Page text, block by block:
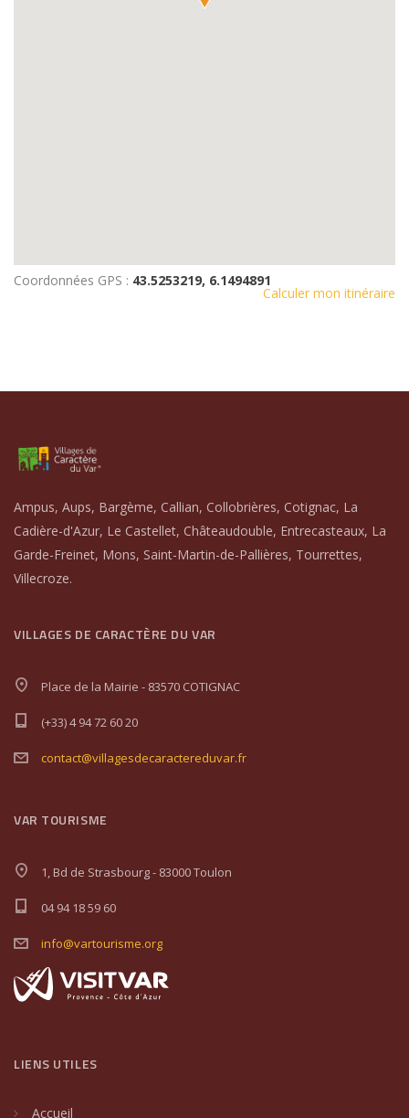
Coordonnées GPS : 43.5253219, 6.1494891
Calculer mon itinéraire
Ampus, Aups, Bargème, Callian, Collobrières, Cotignac, La
Cadière-d'Azur, Le Castellet, Châteaudouble, Entrecasteaux, La
Garde-Freinet, Mons, Saint-Martin-de-Pallières, Tourrettes,
Villecroze.
VILLAGES DE CARACTÈRE DU VAR
Place de la Mairie - 83570 COTIGNAC
(+33) 4 94 72 60 20
contact@villagesdecaractereduvar.fr
VAR TOURISME
1, Bd de Strasbourg - 83000 Toulon
04 94 18 59 60
info@vartourisme.org
LIENS UTILES
Accueil